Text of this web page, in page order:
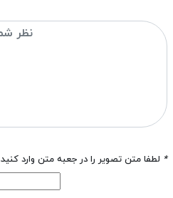
* لطفا متن تصویر را در جعبه متن وارد کنید